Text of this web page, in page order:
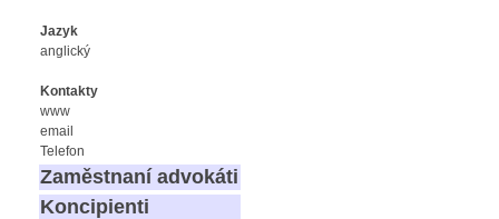
Jazyk
anglický
Kontakty
www
email
Telefon
Zaměstnaní advokáti
Koncipienti